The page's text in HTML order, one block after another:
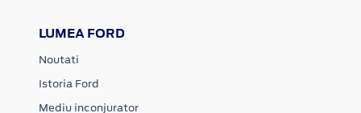
LUMEA FORD
Noutati
Istoria Ford
Mediu inconjurator